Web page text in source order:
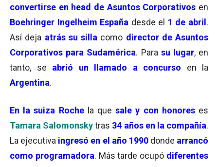
convertirse en head de Asuntos Corporativos en
Boehringer Ingelheim España desde el 1 de abril.
Así deja atrás su silla como director de Asuntos
Corporativos para Sudamérica. Para su lugar, en
tanto, se abrió un llamado a concurso en la
Argentina.
En la suiza Rochela que sale y con honoreses
Tamara Salomonskytras 34 años en la compañía.
La ejecutiva ingresó en el año 1990donde arrancó
como programadora. Más tarde ocupó diferentes